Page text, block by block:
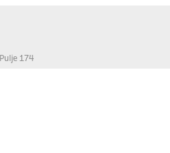
Pulje 174